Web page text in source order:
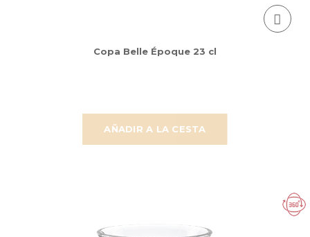
AÑADIR A LA CESTA
Copa Belle Époque 23 cl